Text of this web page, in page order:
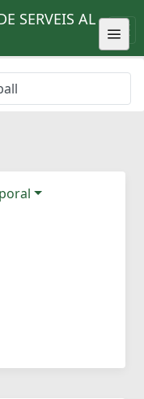
SERVEIS AL